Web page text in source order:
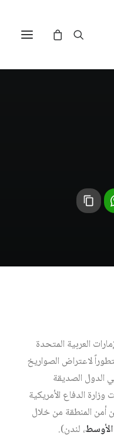
العربية المتحدة
متطوراً لاعتراض الصواريخ
الدول الصديقة
وزارة الدفاع الأمريكية
المنطقة من خلال
، لندن).